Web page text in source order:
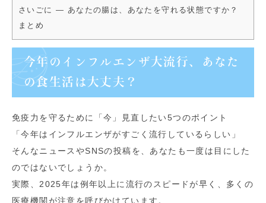
さいごに ― あなたの腸は、あなたを守れる状態ですか？
まとめ
今年のインフルエンザ大流行、あなた
の食生活は大丈夫？
免疫力を守るために「今」見直したい5つのポイント
「今年はインフルエンザがすごく流行しているらしい」
そんなニュースやSNSの投稿を、あなたも一度は目にした
のではないでしょうか。
実際、2025年は例年以上に流行のスピードが早く、多くの
医療機関が注意を呼びかけています。